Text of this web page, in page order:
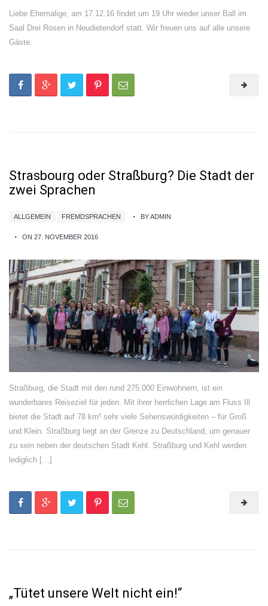
Liebe Ehemalige, am 17.12.16 findet um 19 Uhr wieder unser Ball im
Saal Drei Rosen in Neudietendorf statt. Wir freuen uns auf alle unsere
Gäste.
Strasbourg oder Straßburg? Die Stadt der
zwei Sprachen
ALLGEMEIN FREMDSPRACHEN BY ADMIN
ON 27. NOVEMBER 2016
Straßburg, die Stadt mit den rund 275.000 Einwohnern, ist ein
wunderbares Reiseziel für jeden. Mit ihrer herrlichen Lage am Fluss Ill
bietet die Stadt auf 78 km² sehr viele Sehenswürdigkeiten – für Groß
und Klein. Straßburg liegt an der Grenze zu Deutschland, um genauer
zu sein neben der deutschen Stadt Kehl. Straßburg und Kehl werden
lediglich […]
„Tütet unsere Welt nicht ein!“